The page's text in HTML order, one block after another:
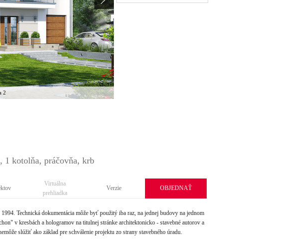
2
1 kotolňa, práčovňa, krb
Virtuálna
prehliadka
Verzie OBJEDNAŤ
Technická dokumentácia môže byť použitý iba raz, na jednej budovy na jednom
v kresbách a hologramov na titulnej stránke architektonicko - stavebné autorov a
slúžiť ako základ pre schválenie projektu zo strany stavebného úradu.